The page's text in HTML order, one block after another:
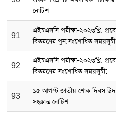
নোটিশ
91
এইচএসসি পরীক্ষা-২০২৩খ্রি.
বিতরণের পুন:সংশোধিত সময়সূচী:
92
এইচএসসি পরীক্ষা-২০২৩খ্রি.
বিতরণের সংশোধিত সময়সূচী:
93
১৫ আগস্ট জাতীয় শোক দিবস
সংক্রান্ত নোটিশ